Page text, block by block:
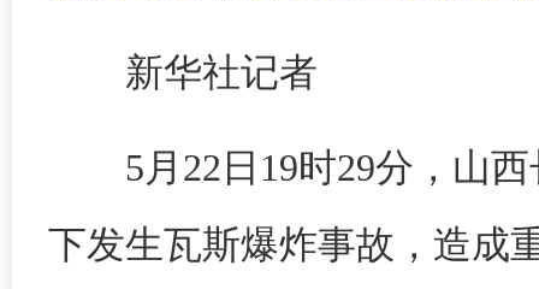
新华社记者
5月22日19时29分，山
下发生瓦斯爆炸事故，造成